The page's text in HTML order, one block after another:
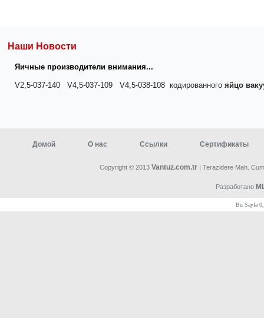
Наши Новости
Яичные производители внимания...
V2,5-037-140 V4,5-037-109 V4,5-038-108 кодированного яйцо
Домой О нас Ссылки Сертификаты
Copyright © 2013 Vantuz.com.tr| Terazidere Mah.
Разработано
Bu Sayfa